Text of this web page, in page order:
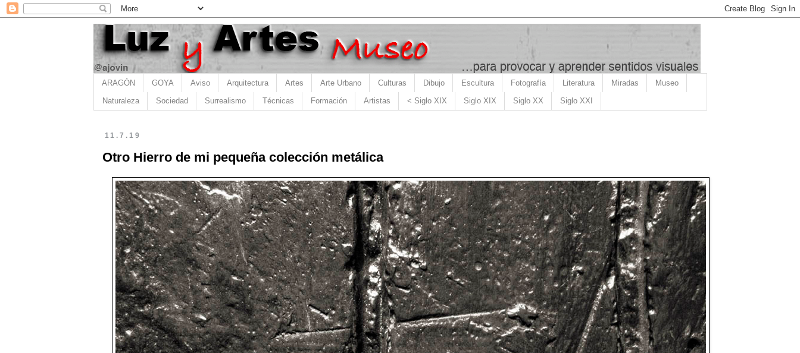
ARAGÓN GOYA Aviso Arquitectura Artes Arte Urbano Culturas Dibujo Escultura Fotografía Literatura Miradas Museo
Naturaleza Sociedad Surrealismo Técnicas Formación Artistas < Siglo XIX Siglo XIX Siglo XX Siglo XXI
11.7.19
Otro Hierro de mi pequeña colección metálica